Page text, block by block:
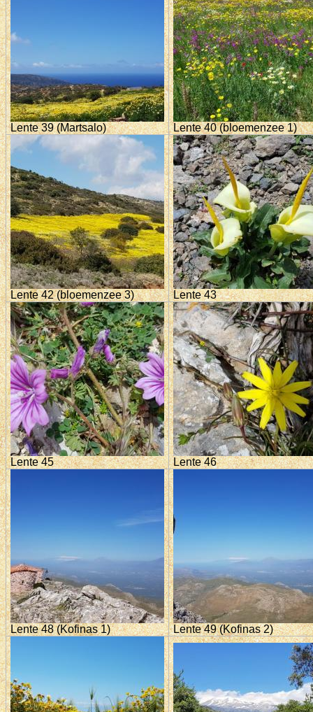
Lente 39 (Martsalo) Lente 40 (bloemenzee 1)
Lente 42 (bloemenzee 3) Lente 43
Lente 45 Lente 46
Lente 48 (Kofinas 1) Lente 49 (Kofinas 2)